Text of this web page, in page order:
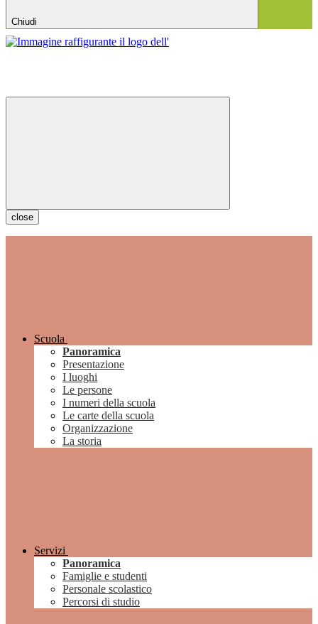
Chiudi
close
Scuola
Panoramica
Presentazione
I luoghi
Le persone
I numeri della scuola
Le carte della scuola
Organizzazione
La storia
Servizi
Panoramica
Famiglie e studenti
Personale scolastico
Percorsi di studio